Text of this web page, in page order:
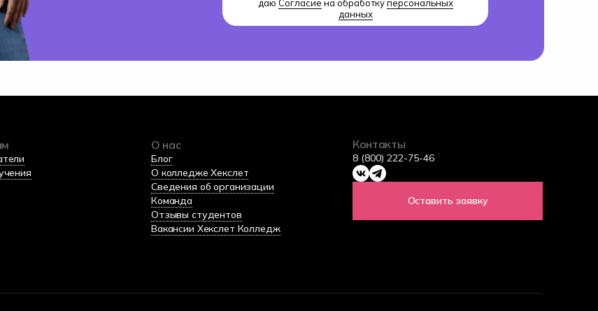
даю Согласие на обработкуперсональных
данных
Контакты
8 (800) 222-75-46
Оставить заявку
О нас
Блог
О колледже Хекслет
Сведения об организации
Команда
Отзывы студентов
Вакансии Хекслет Колледж